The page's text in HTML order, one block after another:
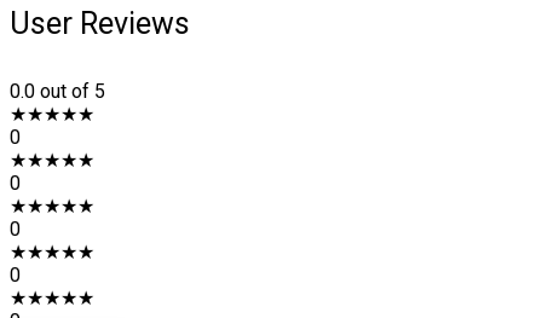
User Reviews
0.0 out of 5
★★★★★
0
★★★★★
0
★★★★★
0
★★★★★
0
★★★★★